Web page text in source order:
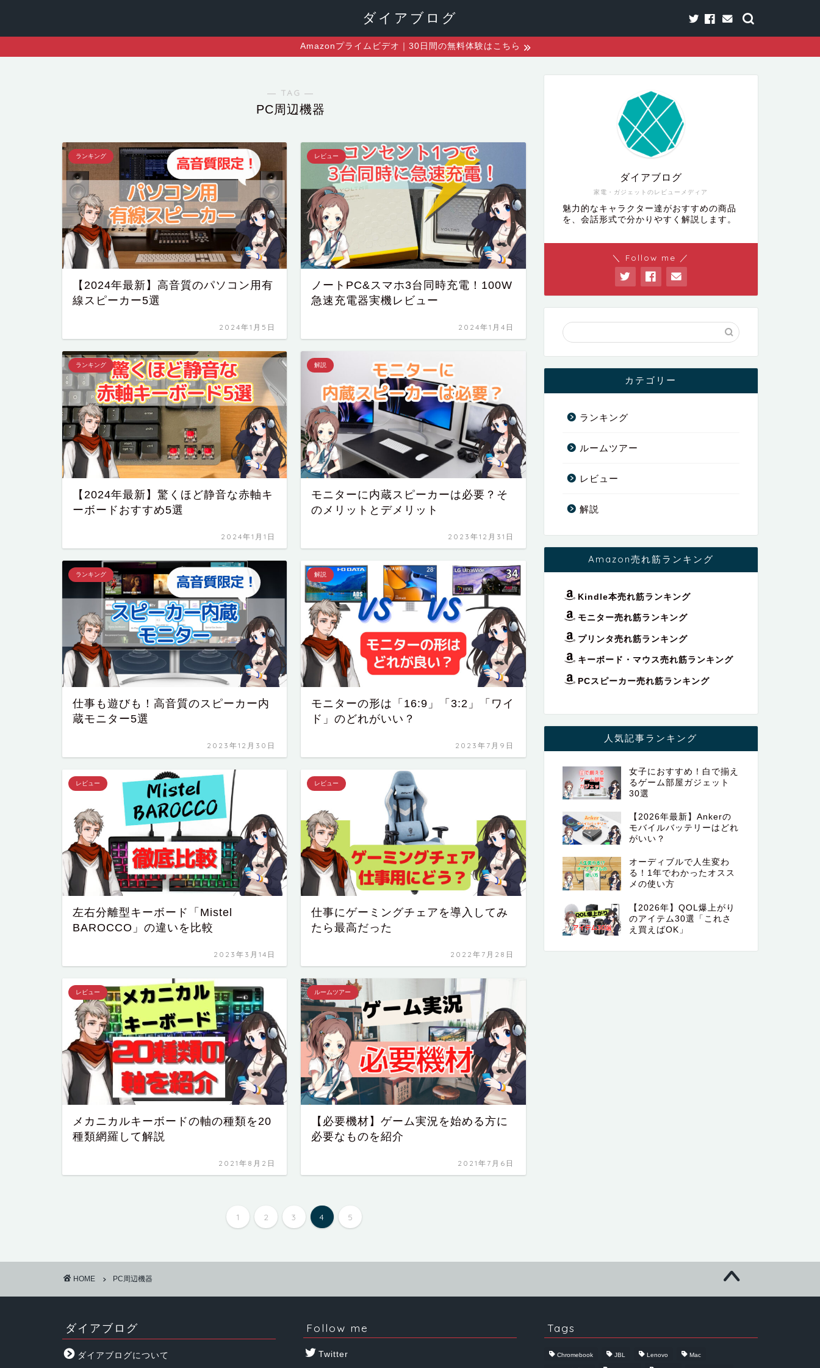
ダイアブログ
Amazonプライムビデオ｜30日間の無料体験はこちら
― TAG ―
PC周辺機器
ランキング
【2024年最新】高音質のパソコン用有
線スピーカー5選
2024年1月5日
レビュー
ノートPC&スマホ3台同時充電！100W
急速充電器実機レビュー
2024年1月4日
ランキング
【2024年最新】驚くほど静音な赤軸キ
ーボードおすすめ5選
2024年1月1日
解説
モニターに内蔵スピーカーは必要？そ
のメリットとデメリット
2023年12月31日
ランキング
仕事も遊びも！高音質のスピーカー内
蔵モニター5選
2023年12月30日
解説
モニターの形は「16:9」「3:2」「ワイ
ド」のどれがいい？
2023年7月9日
レビュー
左右分離型キーボード「Mistel
BAROCCO」の違いを比較
2023年3月14日
レビュー
仕事にゲーミングチェアを導入してみ
たら最高だった
2022年7月28日
レビュー
メカニカルキーボードの軸の種類を20
種類網羅して解説
2021年8月2日
ルームツアー
【必要機材】ゲーム実況を始める方に
必要なものを紹介
2021年7月6日
1 2 3 4 5
家電・ガジェットのレビューメディア
ダイアブログ
魅力的なキャラクター達がおすすめの商品
を、会話形式で分かりやすく解説します。
＼ Follow me ／
カテゴリー
ランキング
ルームツアー
レビュー
解説
Amazon売れ筋ランキング
Kindle本売れ筋ランキング
モニター売れ筋ランキング
プリンタ売れ筋ランキング
キーボード・マウス売れ筋ランキング
PCスピーカー売れ筋ランキング
人気記事ランキング
女子におすすめ！白で揃え
るゲーム部屋ガジェット
30選
【2026年最新】Ankerの
モバイルバッテリーはどれ
がいい？
オーディブルで人生変わ
る！1年でわかったオスス
メの使い方
【2026年】QOL爆上がり
のアイテム30選「これさ
え買えばOK」
HOME PC周辺機器
ダイアブログ
ダイアブログについて
Follow me
Twitter
Tags
Chromebook JBL Lenovo Mac